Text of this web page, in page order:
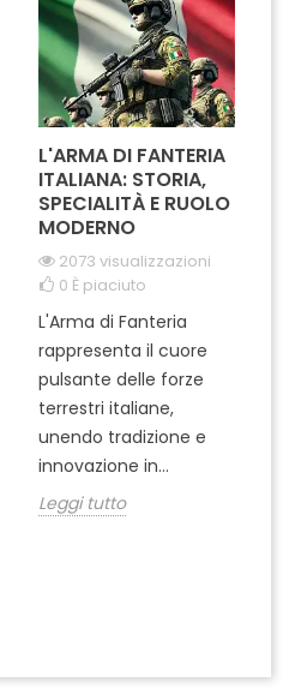
L'ARMA DI FANTERIA
ITALIANA: STORIA,
SPECIALITÀ E RUOLO
MODERNO
2073 visualizzazioni
0 È piaciuto
L'Arma di Fanteria
rappresenta il cuore
pulsante delle forze
terrestri italiane,
unendo tradizione e
innovazione in...
Leggi tutto